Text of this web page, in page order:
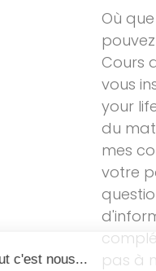
Où
Cours
vous
your
du
mes
votre
pas à